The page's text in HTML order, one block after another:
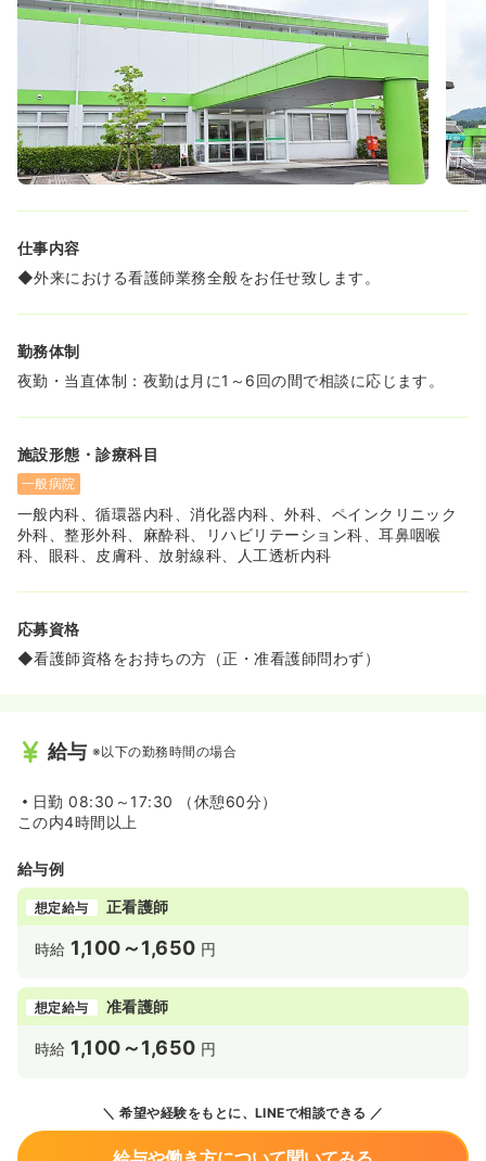
仕事内容
◆外来における看護師業務全般をお任せ致します。
勤務体制
夜勤・当直体制：夜勤は月に1～6回の間で相談に応じます。
施設形態・診療科目
一般病院
一般内科、循環器内科、消化器内科、外科、ペインクリニック
外科、整形外科、麻酔科、リハビリテーション科、耳鼻咽喉
科、眼科、皮膚科、放射線科、人工透析内科
応募資格
◆看護師資格をお持ちの方（正・准看護師問わず）
給与 ※以下の勤務時間の場合
日勤 08:30～17:30 （休憩60分）
この内4時間以上
給与例
想定給与 正看護師
時給 1,100～1,650 円
想定給与 准看護師
時給 1,100～1,650 円
希望や経験をもとに、LINEで相談できる